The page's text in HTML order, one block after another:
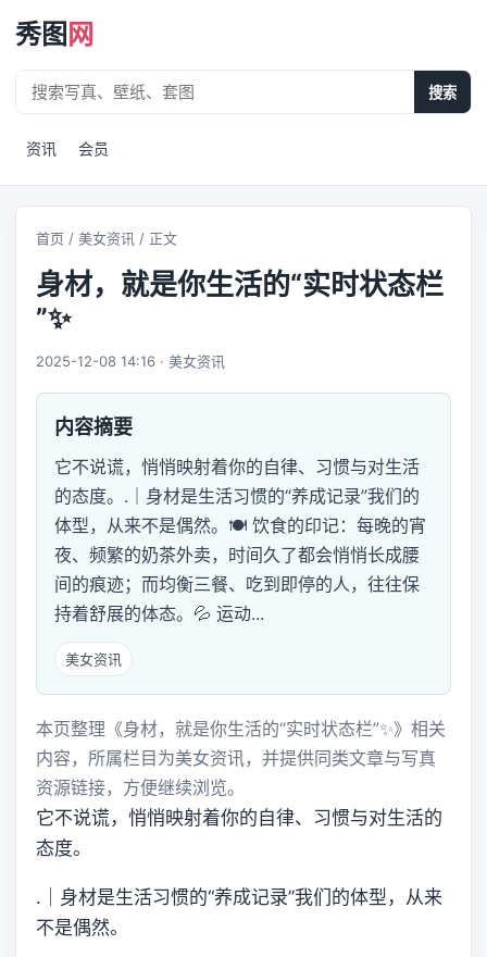
秀图 网
搜索
资讯 会员
首页 / 美女资讯 / 正文
身材，就是你生活的“实时状态栏
”✨
2025-12-08 14:16 · 美女资讯
内容摘要
它不说谎，悄悄映射着你的自律、习惯与对生活
的态度。.｜身材是生活习惯的“养成记录”我们的
体型，从来不是偶然。🍽 饮食的印记：每晚的宵
夜、频繁的奶茶外卖，时间久了都会悄悄长成腰
间的痕迹；而均衡三餐、吃到即停的人，往往保
持着舒展的体态。💦 运动...
美女资讯
本页整理《身材，就是你生活的“实时状态栏”✨》相关
内容，所属栏目为美女资讯，并提供同类文章与写真
资源链接，方便继续浏览。
它不说谎，悄悄映射着你的自律、习惯与对生活的
态度。
.｜身材是生活习惯的“养成记录”我们的体型，从来
不是偶然。